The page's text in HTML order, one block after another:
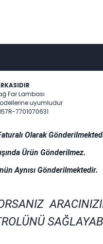
Far Lambası
uyumludur
7701070631
Olarak
Ürün Gönderilmez.
Aynısı Gönderilmektedir.